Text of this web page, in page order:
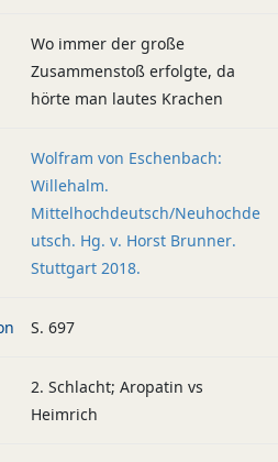
Wo immer der große
Zusammenstoß erfolgte, da
hörte man lautes Krachen
Wolfram von Eschenbach:
Willehalm.
Mittelhochdeutsch/Neuhochde
utsch. Hg. v. Horst Brunner.
Stuttgart 2018.
S. 697
2. Schlacht; Aropatin vs
Heimrich